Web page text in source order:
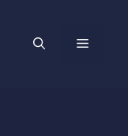
MENÜ